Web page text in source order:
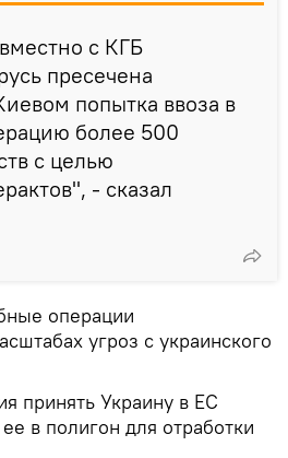
с КГБ
пресечена
попытка ввоза в
более 500
с целью
- сказал
операции
угроз с украинского
принять Украину в ЕС
в полигон для отработки